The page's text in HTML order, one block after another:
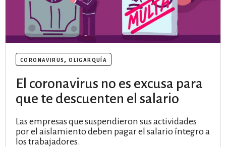
coronavirus,oligarquía
El coronavirus no es excusa para
que te descuenten el salario
Las empresas que suspendieron sus actividades
por el aislamiento deben pagar el salario íntegro a
los trabajadores.